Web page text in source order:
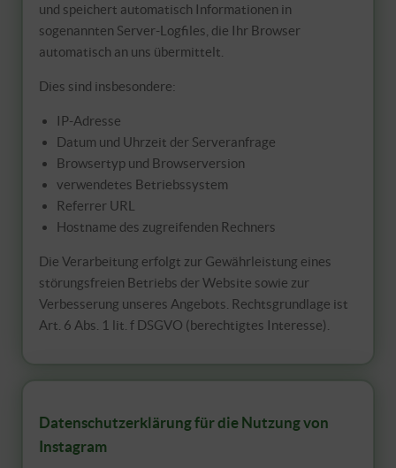
und speichert automatisch Informationen in
sogenannten Server-Logfiles, die Ihr Browser
automatisch an uns übermittelt.
Dies sind insbesondere:
IP-Adresse
Datum und Uhrzeit der Serveranfrage
Browsertyp und Browserversion
verwendetes Betriebssystem
Referrer URL
Hostname des zugreifenden Rechners
Die Verarbeitung erfolgt zur Gewährleistung eines
störungsfreien Betriebs der Website sowie zur
Verbesserung unseres Angebots. Rechtsgrundlage ist
Art. 6 Abs. 1 lit. f DSGVO (berechtigtes Interesse).
Datenschutzerklärung für die Nutzung von
Instagram